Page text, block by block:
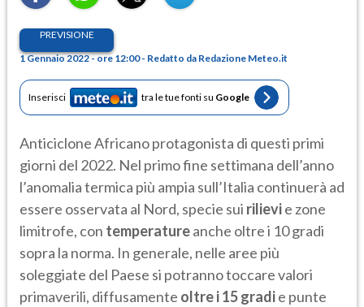
PREVISIONE
1 Gennaio 2022 - ore 12:00 - Redatto da Redazione Meteo.it
Inserisci tra le tue fonti su Google
Anticiclone Africano protagonista di questi primi
giorni del 2022. Nel primo fine settimana dell’anno
l’anomalia termica più ampia sull’Italia continuerà ad
essere osservata al Nord, specie sui rilievie zone
limitrofe, con temperatureanche oltre i 10 gradi
sopra la norma. In generale, nelle aree più
soleggiate del Paese si potranno toccare valori
primaverili, diffusamente oltre i 15 gradie punte